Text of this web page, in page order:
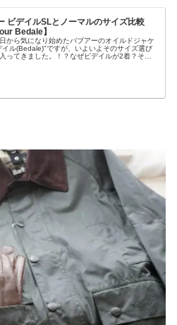
ビデイルSLとノーマルのサイズ比較
Bedale】
から気になり始めたバブアーのオイルドジャケ
イル(Bedale)"ですが、いよいよそのサイズ選び
ってきました。！？なぜビデイルが2着？そ